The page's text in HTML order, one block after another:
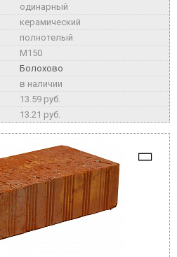
одинарный
керамический
полнотелый
M150
Болохово
в наличии
13.59 руб.
13.21 руб.